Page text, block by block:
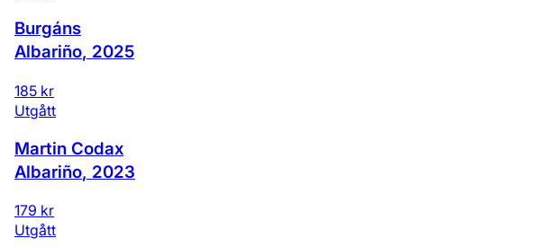
Burgáns
Albariño, 2025
185 kr
Utgått
Martin Codax
Albariño, 2023
179 kr
Utgått